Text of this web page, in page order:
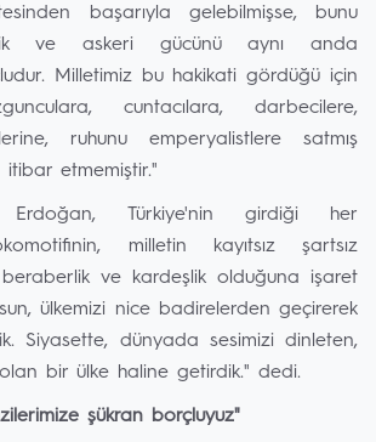
başarıyla gelebilmişse, bunu
ve askeri gücünü aynı anda
Milletimiz bu hakikati gördüğü için
cuntacılara, darbecilere,
ruhunu emperyalistlere satmış
etmemiştir."
Erdoğan, Türkiye'nin girdiği her
milletin kayıtsız şartsız
ve kardeşlik olduğuna işaret
ülkemizi nice badirelerden geçirerek
Siyasette, dünyada sesimizi dinleten,
olan bir ülke haline getirdik." dedi.
şükran borçluyuz"